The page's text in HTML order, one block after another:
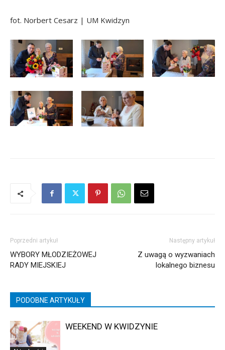
fot. Norbert Cesarz | UM Kwidzyn
Poprzedni artykuł
WYBORY MŁODZIEŻOWEJ
RADY MIEJSKIEJ
Następny artykuł
Z uwagą o wyzwaniach
lokalnego biznesu
PODOBNE ARTYKUŁY
WEEKEND W KWIDZYNIE